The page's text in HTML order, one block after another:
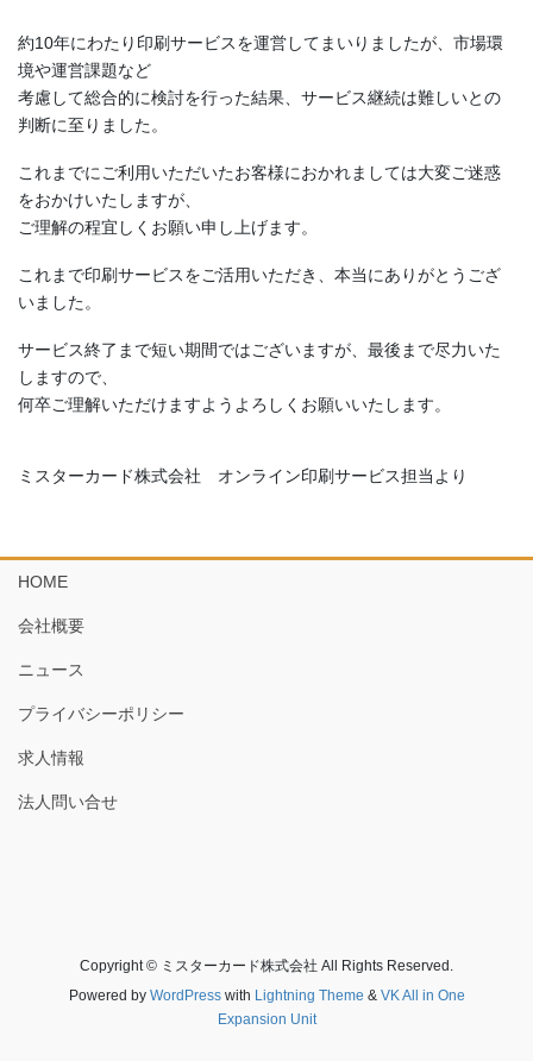
約10年にわたり印刷サービスを運営してまいりましたが、市場環
境や運営課題など
考慮して総合的に検討を行った結果、サービス継続は難しいとの
判断に至りました。
これまでにご利用いただいたお客様におかれましては大変ご迷惑
をおかけいたしますが、
ご理解の程宜しくお願い申し上げます。
これまで印刷サービスをご活用いただき、本当にありがとうござ
いました。
サービス終了まで短い期間ではございますが、最後まで尽力いた
しますので、
何卒ご理解いただけますようよろしくお願いいたします。
ミスターカード株式会社 オンライン印刷サービス担当より
HOME
会社概要
ニュース
プライバシーポリシー
求人情報
法人問い合せ
Copyright © ミスターカード株式会社 All Rights Reserved.
Powered by WordPresswith Lightning Theme & VK All in One
Expansion Unit